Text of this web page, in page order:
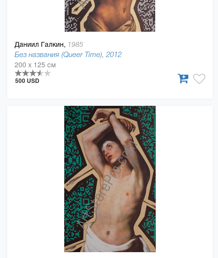
Даниил Галкин, 1985
Без названия (Queer Time), 2012
200 x 125 см
500 USD